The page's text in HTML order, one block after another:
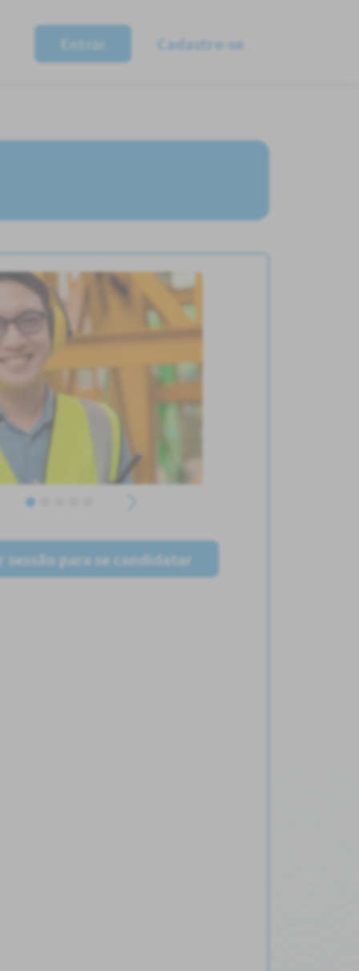
Entrar Cadastre-se
sessão para se candidatar